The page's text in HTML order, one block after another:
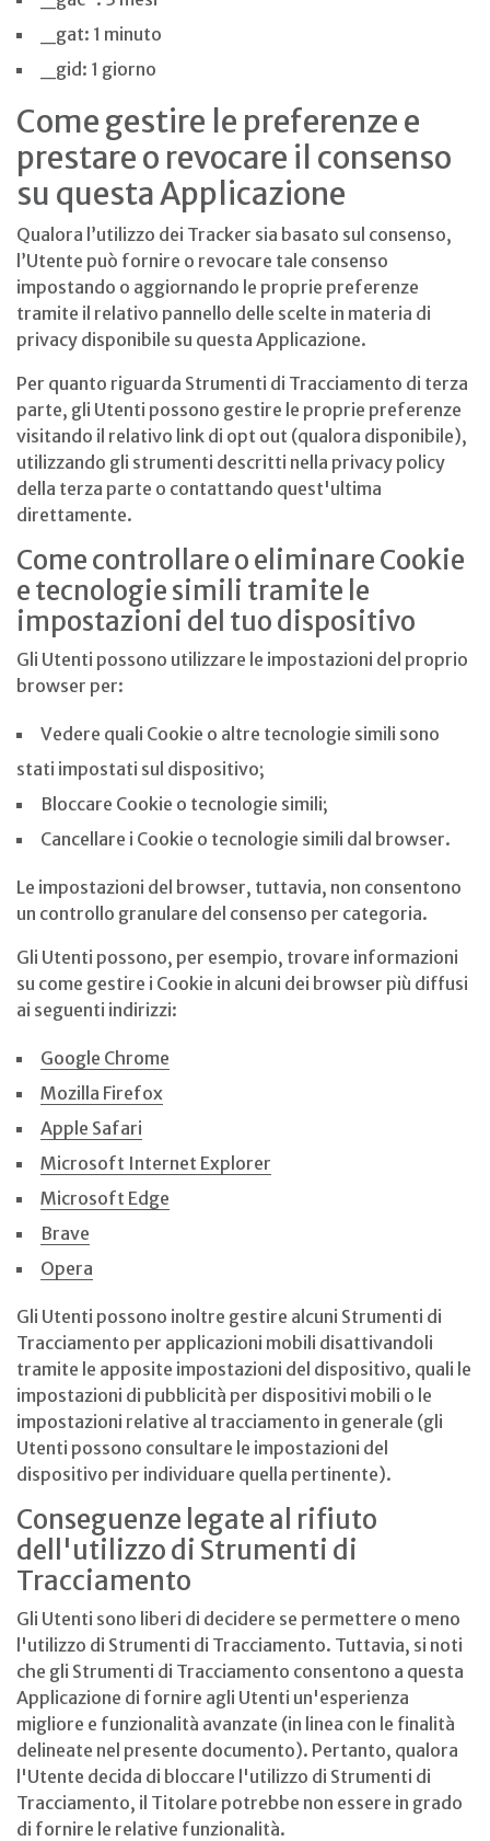
_gat: 1 minuto
_gid: 1 giorno
Come gestire le preferenze e
prestare o revocare il consenso
su questa Applicazione
Qualora l’utilizzo dei Tracker sia basato sul consenso,
l’Utente può fornire o revocare tale consenso
impostando o aggiornando le proprie preferenze
tramite il relativo pannello delle scelte in materia di
privacy disponibile su questa Applicazione.
Per quanto riguarda Strumenti di Tracciamento di terza
parte, gli Utenti possono gestire le proprie preferenze
visitando il relativo link di opt out (qualora disponibile),
utilizzando gli strumenti descritti nella privacy policy
della terza parte o contattando quest'ultima
direttamente.
Come controllare o eliminare Cookie
e tecnologie simili tramite le
impostazioni del tuo dispositivo
Gli Utenti possono utilizzare le impostazioni del proprio
browser per:
Vedere quali Cookie o altre tecnologie simili sono
stati impostati sul dispositivo;
Bloccare Cookie o tecnologie simili;
Cancellare i Cookie o tecnologie simili dal browser.
Le impostazioni del browser, tuttavia, non consentono
un controllo granulare del consenso per categoria.
Gli Utenti possono, per esempio, trovare informazioni
su come gestire i Cookie in alcuni dei browser più diffusi
ai seguenti indirizzi:
Google Chrome
Mozilla Firefox
Apple Safari
Microsoft Internet Explorer
Microsoft Edge
Brave
Opera
Gli Utenti possono inoltre gestire alcuni Strumenti di
Tracciamento per applicazioni mobili disattivandoli
tramite le apposite impostazioni del dispositivo, quali le
impostazioni di pubblicità per dispositivi mobili o le
impostazioni relative al tracciamento in generale (gli
Utenti possono consultare le impostazioni del
dispositivo per individuare quella pertinente).
Conseguenze legate al rifiuto
dell'utilizzo di Strumenti di
Tracciamento
Gli Utenti sono liberi di decidere se permettere o meno
l'utilizzo di Strumenti di Tracciamento. Tuttavia, si noti
che gli Strumenti di Tracciamento consentono a questa
Applicazione di fornire agli Utenti un'esperienza
migliore e funzionalità avanzate (in linea con le finalità
delineate nel presente documento). Pertanto, qualora
l'Utente decida di bloccare l'utilizzo di Strumenti di
Tracciamento, il Titolare potrebbe non essere in grado
di fornire le relative funzionalità.